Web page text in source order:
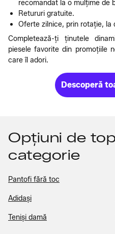
recomandat la o mulțime de
Retururi gratuite.
Oferte zilnice, prin rotație, la
Completează-ți ținutele
piesele favorite din promoțiile
care îl adori.
Descoperă
Opțiuni de
categorie
Pantofi fără toc
Adidași
Teniși damă